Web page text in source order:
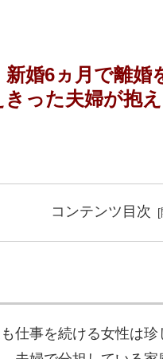
新婚6ヵ月で離婚
きった夫婦が抱
コンテンツ目次
仕事を続ける女性は